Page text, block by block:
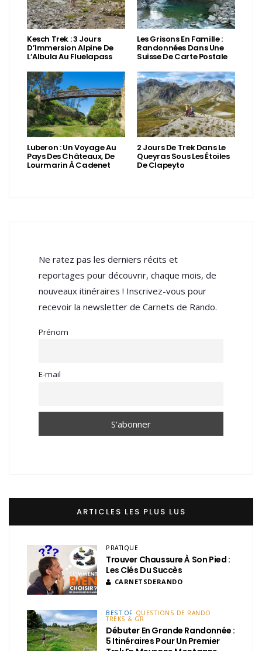
Kesch Trek : 3 Jours
D’Immersion Alpine De
L’Albula Au Fluelapass
Les Grisons En Famille :
Randonnées Dans Une
Suisse De Carte Postale
Luberon : Un Voyage Au
Pays Des Châteaux, De
Lourmarin À Cadenet
2 Jours De Trek Dans Le
Queyras Sous Les Étoiles
De Clapeyto
Ne ratez pas les derniers récits et
reportages pour découvrir, chaque mois, de
nouveaux itinéraires ! Inscrivez-vous pour
recevoir la newsletter de Carnets de Rando.
Prénom
E-mail
ARTICLES LES PLUS LUS
PRATIQUE
Trouver Chaussure À Son Pied :
Les Clés Du Succès
CARNETSDERANDO
BEST OF QUESTIONS DE RANDO
TREKS & GR
Débuter En Grande Randonnée :
5 Itinéraires Pour Un Premier